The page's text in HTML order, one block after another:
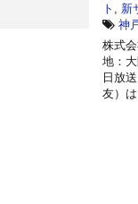
ト
新
神
株式
地：
日放
友）